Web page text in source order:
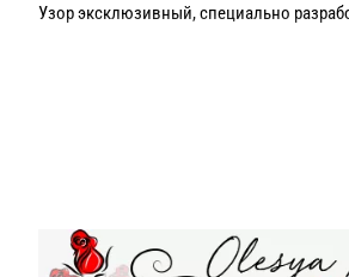
Узор эксклюзивный, специально